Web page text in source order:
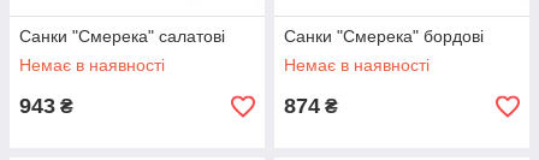
Санки "Смерека" салатові
Немає в наявності
943 ₴
Санки "Смерека" бордові
Немає в наявності
874 ₴